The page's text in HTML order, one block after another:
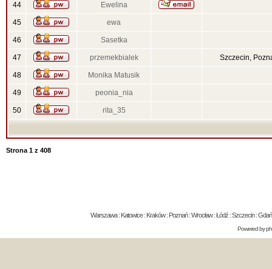
44 Ewelina
45 ewa
46 Sasetka
47 przemekbialek Szczecin,
48 Monika Matusik
49 peonia_nia
50 rita_35
Strona 1 z 408
Warszawa : Katowice : Kraków : Poznań : Wrocław : Łódź : Szczecin :
Powered by